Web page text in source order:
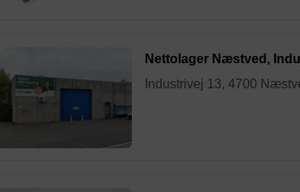
Nettolager Næstved,
Industrivej 13, 4700